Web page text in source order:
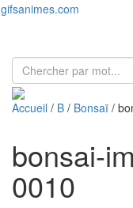
gifsanimes.com
Accueil / B / Bonsaï /
bonsai-
0010